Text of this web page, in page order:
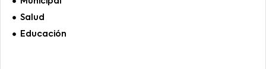
Salud
Educación